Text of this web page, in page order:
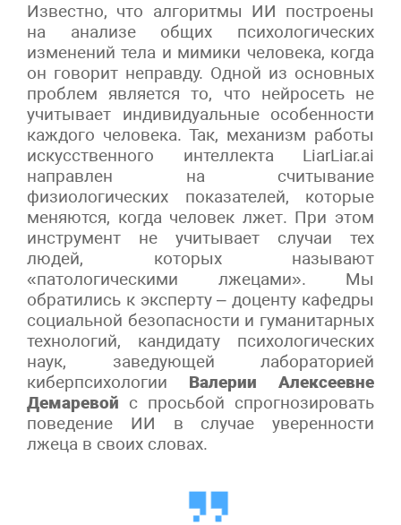
Известно, что алгоритмы ИИ построены
на анализе общих психологических
изменений тела и мимики человека, когда
он говорит неправду. Одной из основных
проблем является то, что нейросеть не
учитывает индивидуальные особенности
каждого человека. Так, механизм работы
искусственного интеллекта LiarLiar.ai
направлен на считывание
физиологических показателей, которые
меняются, когда человек лжет. При этом
инструмент не учитывает случаи тех
людей, которых называют
«патологическими лжецами». Мы
обратились к эксперту – доценту кафедры
социальной безопасности и гуманитарных
технологий, кандидату психологических
наук, заведующей лабораторией
киберпсихологии Валерии Алексеевне
Демаревой с просьбой спрогнозировать
поведение ИИ в случае уверенности
лжеца в своих словах.